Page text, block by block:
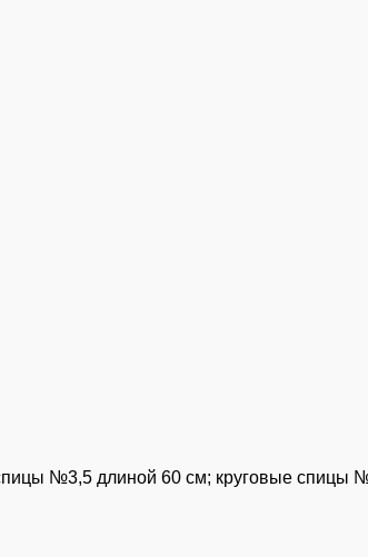
№3,5 длиной 60 см; круговые